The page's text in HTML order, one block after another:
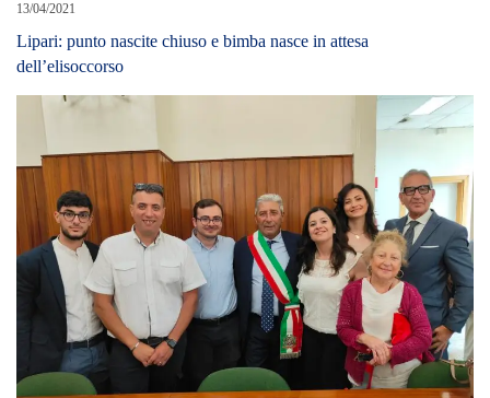
13/04/2021
Lipari: punto nascite chiuso e bimba nasce in attesa
dell’elisoccorso